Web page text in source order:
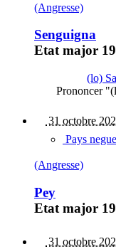
(Angresse)
Senguigna
Etat major
(lo)
Prononcer
31 octobre
Pays negue
(Angresse)
Pey
Etat major
31 octobre